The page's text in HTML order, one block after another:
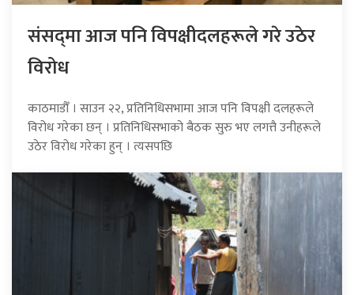
संसद्‍मा आज पनि विपक्षीदलहरूले गरे उठेर
विरोध
काठमाडौँ । साउन २२, प्रतिनिधिसभामा आज पनि विपक्षी दलहरूले
विरोध गरेका छन् । प्रतिनिधिसभाको बैठक सुरु भए लगत्तै उनीहरूले
उठेर विरोध गरेका हुन् । त्यसपछि